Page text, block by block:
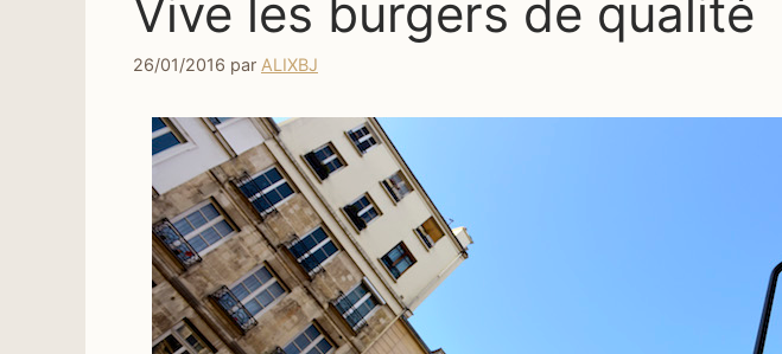
Vive les burgers de qualité
26/01/2016 par ALIXBJ